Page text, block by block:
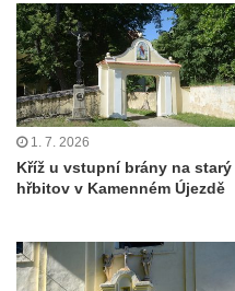
kapli Panny Marie v Lahošti
Pomník obětem 2. světové
Mikulášovicích
Pomník obětem
ulici U Plovárny ve Frýdlantu
Pamětní deska Rumburské
Základní škole Tyršova v
Socha Nepokořený v
vzpoury v Rumburku
1. 7. 2026
Kříž u vstupní brány na starý
hřbitov v Kamenném Újezdě